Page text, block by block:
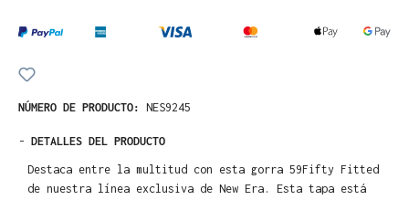
NÚMERO DE PRODUCTO: NES9245
- DETALLES DEL PRODUCTO
Destaca entre la multitud con esta gorra 59Fifty Fitted
de nuestra línea exclusiva de New Era. Esta tapa está